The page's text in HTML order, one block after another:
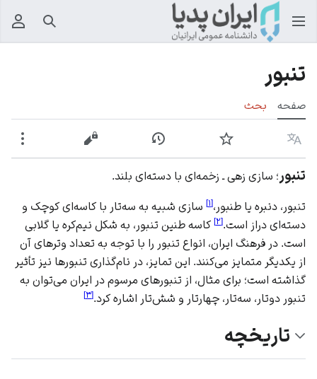
جستجو
تنبور
صفحه بحث
زبان پیگیری نمایش تاریخچهنمایش مبدأ
تنبور ؛ سازی زهی ـ زخمه‌ای با دسته‌ای بلند.
تنبور، دنبره یا طنبور،[۱] سازی شبیه به سه‌‌تار با کاسه‌ای کوچک و
دسته‌ای دراز است.[۲] کاسه طنین تنبور، به شکل نیم‌کره یا گلابی
است. در فرهنگ ایران، انواع تنبور را با توجه به تعداد وترهای آن
از یکدیگر متمایز می‌کنند. این تمایز، در نام‌گذاری تنبورها نیز تأثیر
گذاشته است؛ برای مثال، از تنبورهای مرسوم در ایران می‌توان به
تنبور دوتار، سه‌تار، چهارتار و شش‌تار اشاره کرد.[۳]
تاریخچه